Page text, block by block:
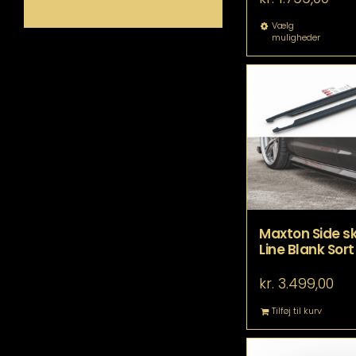
Vælg
muligheder
kan
på
Maxton Side
Line Blank Sort
kr. 3.499,00
Tilføj til kurv